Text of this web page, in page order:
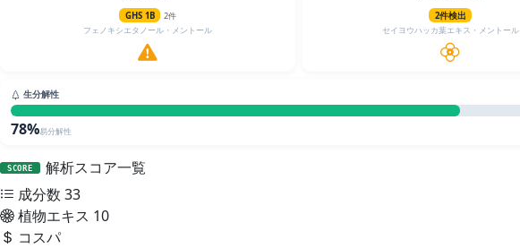
GHS 1B
2件
フェノキシエタノール・メントール
2件検出
セイヨウハッカ葉エキス・メントール
生分解性
78%易分解性
SCORE
解析スコア一覧
成分数 33
植物エキス 10
コスパ